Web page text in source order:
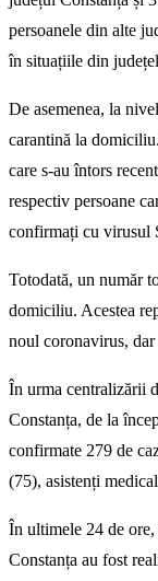
persoanele din alte
în situațiile din
De asemenea, la
carantină la
care s-au întors
respectiv persoane
confirmați cu virusul
Totodată, un număr
domiciliu. Acestea
noul coronavirus, dar
În urma centralizării
Constanța, de la
confirmate 279 de
(75), asistenți
În ultimele 24 de
Constanța au fost